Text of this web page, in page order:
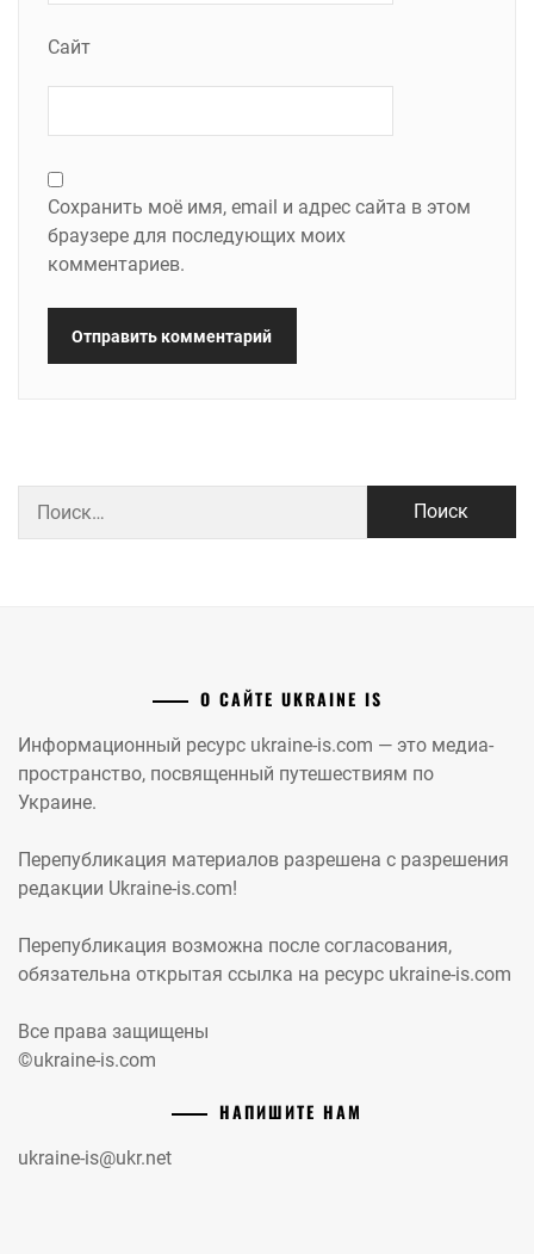
Сайт
Сохранить моё имя, email и адрес сайта в этом
браузере для последующих моих
комментариев.
О САЙТЕ UKRAINE IS
Информационный ресурс ukraine-is.com — это медиа-
пространство, посвященный путешествиям по
Украине.
Перепубликация материалов разрешена с разрешения
редакции Ukraine-is.com!
Перепубликация возможна после согласования,
обязательна открытая ссылка на ресурс ukraine-is.com
Все права защищены
©ukraine-is.com
НАПИШИТЕ НАМ
ukraine-is@ukr.net